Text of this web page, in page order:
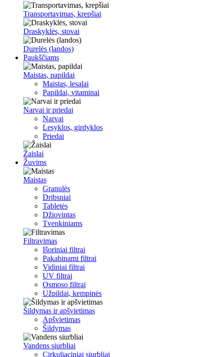
Transportavimas, krepšiai
Draskyklės, stovai
Durelės (landos)
Paukščiams
Maistas, papildai
Maistas, lesalai
Papildai, vitaminai
Narvai ir priedai
Narvai
Lesyklos, girdyklos
Priedai
Žaislai
Žuvims
Maistas
Granulės
Dribsniai
Tabletės
Džiovintas
Tvenkiniams
Filtravimas
Išoriniai filtrai
Pakabinami filtrai
Vidiniai filtrai
UV filtrai
Osmoso filtrai
Užpildai, kempinės
Šildymas ir apšvietimas
Apšvietimas
Šildymas
Vandens siurbliai
Cirkuliaciniai siurbliai